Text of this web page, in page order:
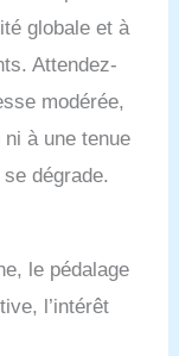
globale et à
Attendez-
modérée,
à une tenue
dégrade.
le pédalage
l’intérêt